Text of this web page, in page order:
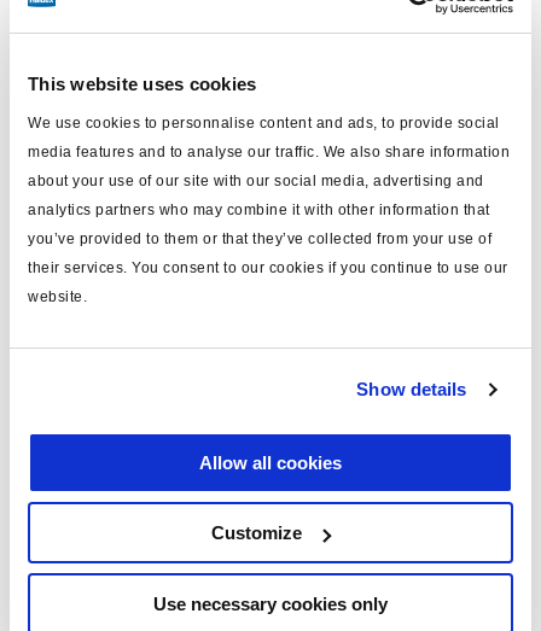
This website uses cookies
We use cookies to personnalise content and ads, to provide social
media features and to analyse our traffic. We also share information
about your use of our site with our social media, advertising and
analytics partners who may combine it with other information that
you’ve provided to them or that they’ve collected from your use of
their services. You consent to our cookies if you continue to use our
website.
Show details
Allow all cookies
Customize
Use necessary cookies only
Connectez-vous pour voir le stock et commander.
pour connexion auxilliaire
longueur (m) 5
matériau
note DIN 72585
Consultez toutes les publications connexes dans notre
Bibliothèque de documentation sur les produits